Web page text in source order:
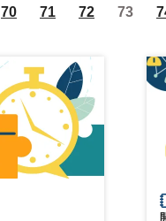
70 71 72 73